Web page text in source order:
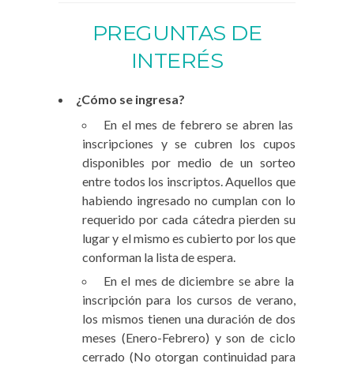
PREGUNTAS DE
INTERÉS
¿Cómo se ingresa?
En el mes de febrero se abren las
inscripciones y se cubren los cupos
disponibles por medio de un sorteo
entre todos los inscriptos. Aquellos que
habiendo ingresado no cumplan con lo
requerido por cada cátedra pierden su
lugar y el mismo es cubierto por los que
conforman la lista de espera.
En el mes de diciembre se abre la
inscripción para los cursos de verano,
los mismos tienen una duración de dos
meses (Enero-Febrero) y son de ciclo
cerrado (No otorgan continuidad para